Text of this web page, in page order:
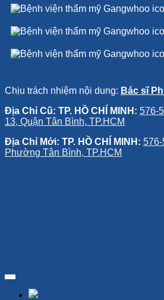
Chịu trách nhiệm nội dung: Bác sĩ
Địa Chỉ Cũ: TP. HỒ CHÍ MINH: 576-
13, Quận Tân Bình, TP.HCM
Địa Chỉ Mới: TP. HỒ CHÍ MINH:
Phường Tân Bình, TP.HCM